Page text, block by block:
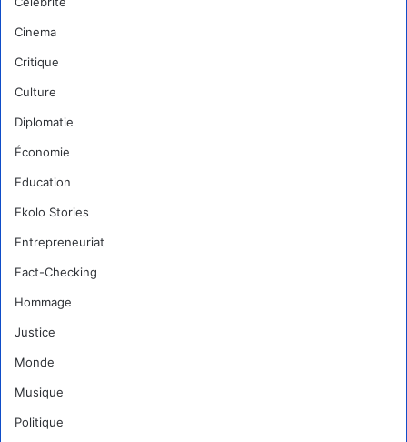
Cinema
Critique
Culture
Diplomatie
Économie
Education
Ekolo Stories
Entrepreneuriat
Fact-Checking
Hommage
Justice
Monde
Musique
Politique